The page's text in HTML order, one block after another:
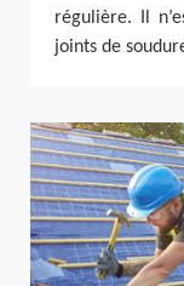
régulière. Il
joints de